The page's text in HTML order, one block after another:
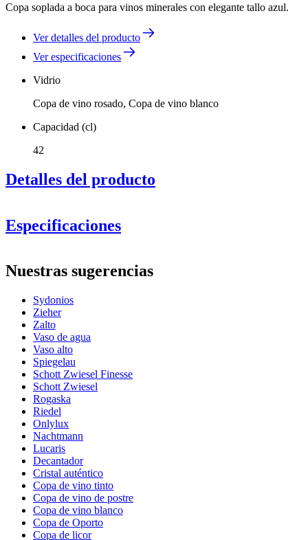
Copa soplada a boca para vinos minerales con elegante tallo azul.
Ver detalles del producto
Ver especificaciones
Vidrio
Copa de vino rosado, Copa de vino blanco
Capacidad (cl)
42
Detalles del producto
Especificaciones
Número de productoCOL021BLUE
General
Fabricante
Dimensiones (AnxAlxP cm)
Peso (kg)1
Altura (cm)25
Ancho (cm)8,5
Profundidad (cm)
VidrioCopa de vino rosado, Copa de vino blanco
Capacidad (cl)
Diámetro (cm)8,5
Otro
GrabadoNo
Nuestras sugerencias
Sydonios
Zieher
Zalto
Vaso de agua
Vaso alto
Spiegelau
Schott Zwiesel Finesse
Schott Zwiesel
Rogaska
Riedel
Onlylux
Nachtmann
Lucaris
Decantador
Cristal auténtico
Copa de vino tinto
Copa de vino de postre
Copa de vino blanco
Copa de Oporto
Copa de licor